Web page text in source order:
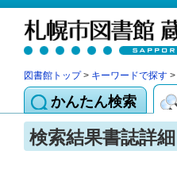
図書館トップ> キーワードで探す >
かんたん検索
検索結果書誌詳細